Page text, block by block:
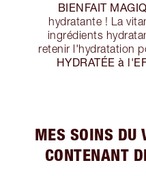
BIENFAIT
hydratante ! La
ingrédients
retenir l'hydratation
HYDRATÉE à
MES SOINS DU
CONTENANT